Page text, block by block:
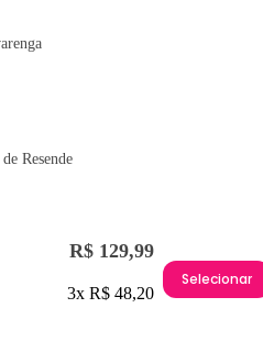
Resende
R$ 129,99
3x R$ 48,20
Selecionar